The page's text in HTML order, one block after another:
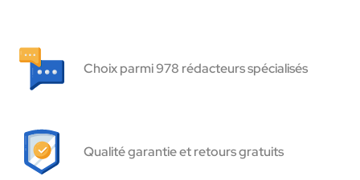
Choix parmi 978 rédacteurs spécialisés
Qualité garantie et retours gratuits